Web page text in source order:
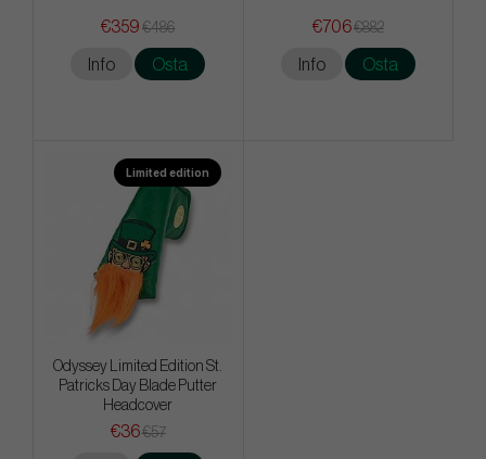
€359 €486
Info Osta
€706€882
Info Osta
Limited edition
Odyssey Limited Edition St.
Patricks Day Blade Putter
Headcover
€36€57